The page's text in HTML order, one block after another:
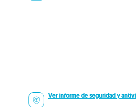
Ver informe de seguridad y